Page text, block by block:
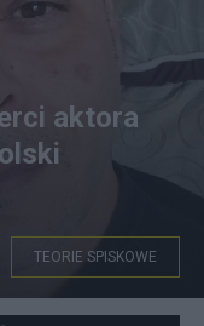
Fot. Instagram
aktora
TEORIE SPISKOWE